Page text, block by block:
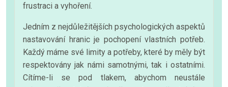
frustraci a vyhoření.
Jedním z nejdůležitějších psychologických aspektů
nastavování hranic je pochopení vlastních potřeb.
Každý máme své limity a potřeby, které by měly být
respektovány jak námi samotnými, tak i ostatními.
Cítíme-li se pod tlakem, abychom neustále